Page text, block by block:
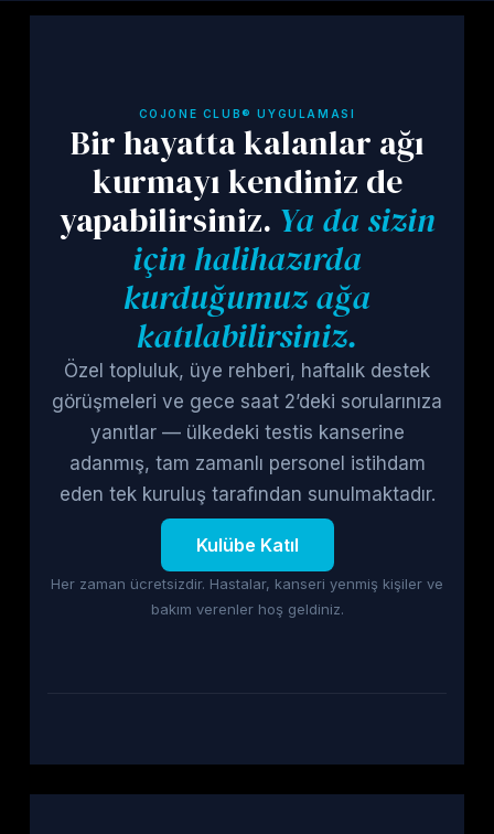
COJONE CLUB® UYGULAMASI
Bir hayatta kalanlar ağı
kurmayı kendiniz de
yapabilirsiniz. Ya da sizin
için halihazırda
kurduğumuz ağa
katılabilirsiniz.
Özel topluluk, üye rehberi, haftalık destek
görüşmeleri ve gece saat 2’deki sorularınıza
yanıtlar — ülkedeki testis kanserine
adanmış, tam zamanlı personel istihdam
eden tek kuruluş tarafından sunulmaktadır.
Kulübe Katıl
Her zaman ücretsizdir. Hastalar, kanseri yenmiş kişiler ve
bakım verenler hoş geldiniz.